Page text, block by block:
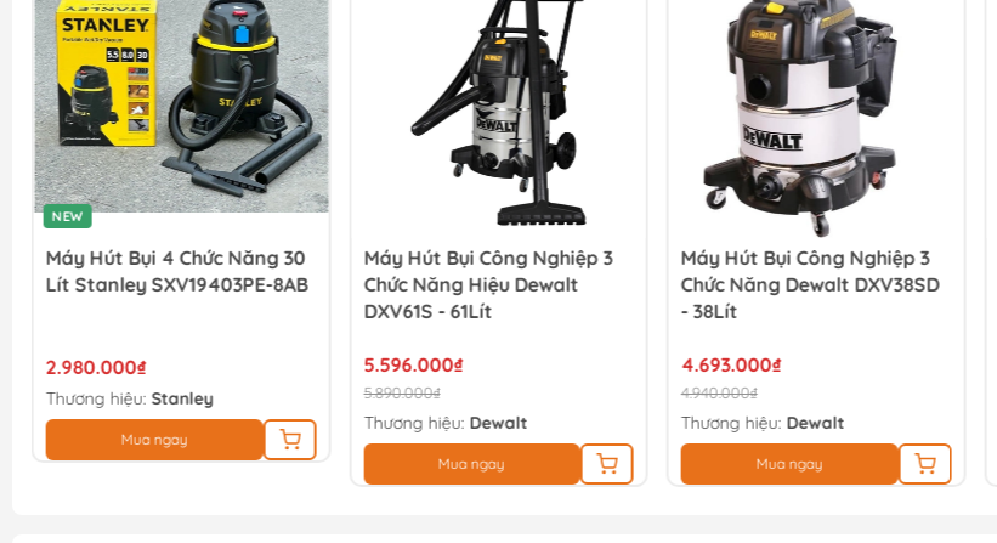
NEW
Máy Hút Bụi 4 Chức Năng 30
Lít Stanley SXV19403PE-8AB
2.980.000₫
Thương hiệu: Stanley
Mua ngay
Máy Hút Bụi Công Nghiệp 3
Chức Năng Hiệu Dewalt
DXV61S - 61Lít
5.596.000₫
5.890.000₫
Thương hiệu: Dewalt
Mua ngay
Máy Hút Bụi Công Nghiệp 3
Chức Năng Dewalt DXV38SD
- 38Lít
4.693.000₫
4.940.000₫
Thương hiệu: Dewalt
Mua ngay